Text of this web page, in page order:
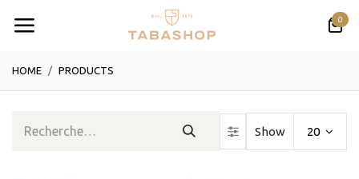
0
HOME PRODUCTS
Show 20